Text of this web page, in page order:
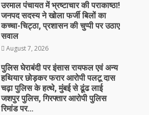
उरमाल पंचायत में भ्रष्टाचार की पराकाष्ठा!
जनपद सदस्य ने खोला फर्जी बिलों का
कच्चा-चिट्ठा, प्रशासन की चुप्पी पर उठाए
सवाल
August 7, 2026
पुलिस घेराबंदी पर इंसास रायफल एवं अन्य
हथियार छोड़कर फरार आरोपी पलटू दास
चढ़ा पुलिस के हत्थे, मुंबई से ढूंढ लाई
जशपुर पुलिस, गिरफ्तार आरोपी पुलिस
रिमांड पर…